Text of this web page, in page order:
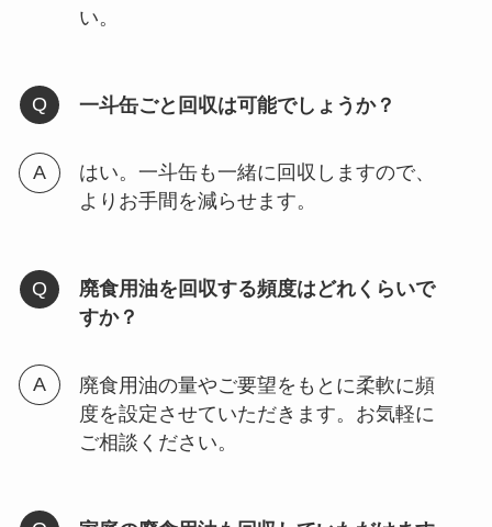
い。
一斗缶ごと回収は可能でしょうか？
はい。一斗缶も一緒に回収しますので、
よりお手間を減らせます。
廃食用油を回収する頻度はどれくらいで
すか？
廃食用油の量やご要望をもとに柔軟に頻
度を設定させていただきます。お気軽に
ご相談ください。